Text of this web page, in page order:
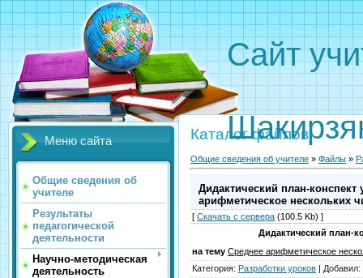
Сайт
Меню сайта
Общие сведения об
учителе
Результаты
педагогической
деятельности
Научно-методическая
деятельность
Каталог файлов
Общие сведения об учителе » Файлы »
Дидактический план-
арифметическое нескольких
[ Скачать с сервера (100.5 Kb) ]
Дидактический план-
на тему Среднее арифметическое
Категория: Разработки уроков | Добавил: